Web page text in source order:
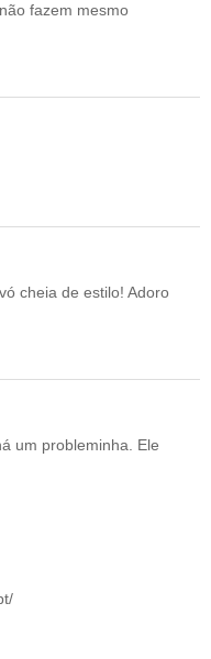
fazem mesmo
cheia de estilo! Adoro
um probleminha. Ele